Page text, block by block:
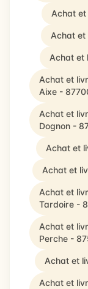
Achat et
Achat et
Achat et
Achat et
Aixe -
Achat et
Dognon -
Achat et
Achat et
Achat et
Tardoire -
Achat et
Perche -
Achat et
Achat et